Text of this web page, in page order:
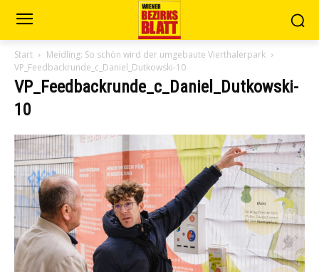
Start
Meidling: So schön wird der umgebaute Vierthalerpark
VP_Feedbackrunde_c_Daniel_Dutkowski-10
VP_Feedbackrunde_c_Daniel_Dutkowski-
10